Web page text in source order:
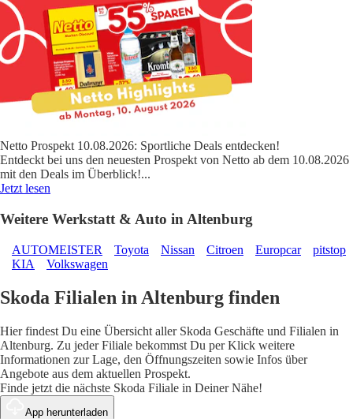
Netto Prospekt 10.08.2026: Sportliche Deals entdecken!
Entdeckt bei uns den neuesten Prospekt von Netto ab dem 10.08.2026
mit den Deals im Überblick!...
Jetzt lesen
Weitere Werkstatt & Auto in Altenburg
AUTOMEISTER Toyota Nissan Citroen Europcar
pitstop
KIA
Volkswagen
Skoda Filialen in Altenburg finden
Hier findest Du eine Übersicht aller Skoda Geschäfte und Filialen in
Altenburg. Zu jeder Filiale bekommst Du per Klick weitere
Informationen zur Lage, den Öffnungszeiten sowie Infos über
Angebote aus dem aktuellen Prospekt.
Finde jetzt die nächste Skoda Filiale in Deiner Nähe!
App herunterladen